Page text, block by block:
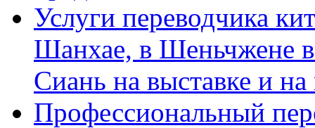
Услуги переводчика
Шанхае, в Шеньчжене
Сиань на выставке и
Профессиональный